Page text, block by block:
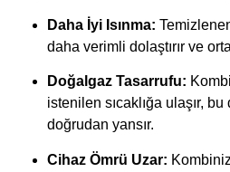
Daha İyi Isınma:
daha verimli dolaştırır ve
Doğalgaz Tasarrufu:
istenilen sıcaklığa ulaşır,
doğrudan yansır.
Cihaz Ömrü Uzar: